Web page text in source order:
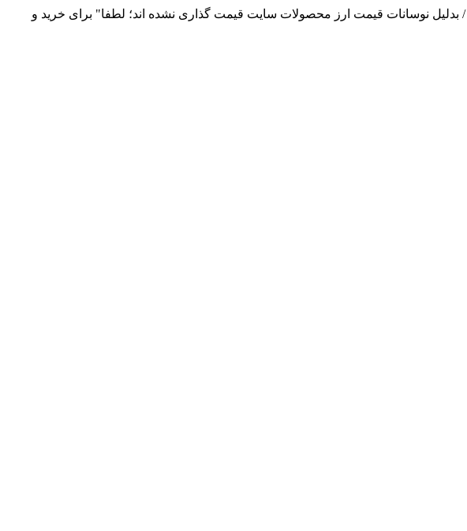
آنچه توانسته ایم، لطف خدا بوده است / فروش و تهیه و توزیع انواع قطعات الکترونیک 66869746-021 و 09120958931 / بدلیل نوسانات قیمت ارز محصولات سایت قیمت گذاری نشده اند؛ لطفا" برای خرید و